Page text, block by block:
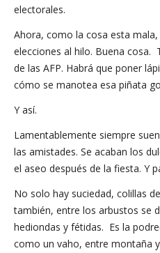
electorales.
Ahora, como la cosa esta
elecciones al hilo. Buena cosa.
de las AFP. Habrá que poner
cómo se manotea esa piñata
Y así.
Lamentablemente siempre
las amistades. Se acaban los
el aseo después de la fiesta. Y
No solo hay suciedad, colillas
también, entre los arbustos se
hediondas y fétidas. Es la
como un vaho, entre montaña